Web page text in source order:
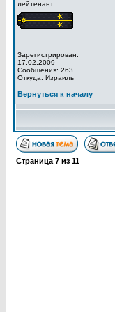
лейтенант
Зарегистрирован:
17.02.2009
Сообщения: 263
Откуда: Израиль
Вернуться к началу
Страница 7 из 11